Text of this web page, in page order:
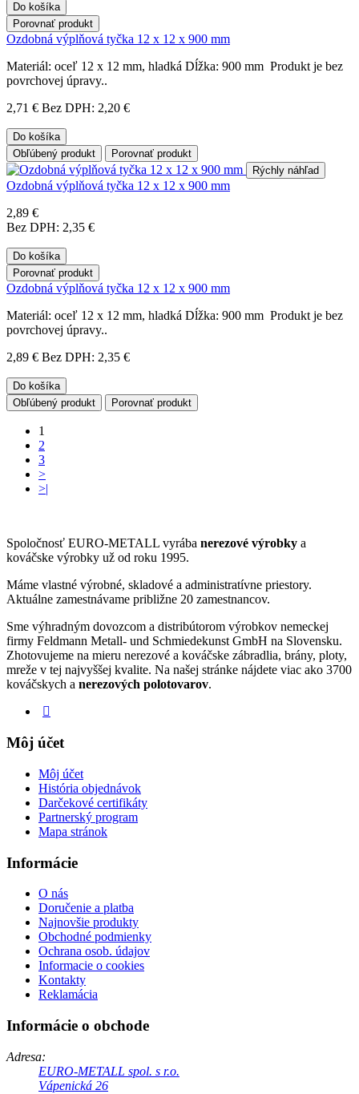
Do košíka
Porovnať produkt
Ozdobná výplňová tyčka 12 x 12 x 900 mm
Materiál: oceľ 12 x 12 mm, hladká Dĺžka: 900 mm Produkt je bez
povrchovej úpravy..
2,71 € Bez DPH: 2,20 €
Do košíka
Obľúbený produkt
Porovnať produkt
Rýchly náhľad
Ozdobná výplňová tyčka 12 x 12 x 900 mm
2,89 €
Bez DPH: 2,35 €
Do košíka
Porovnať produkt
Ozdobná výplňová tyčka 12 x 12 x 900 mm
Materiál: oceľ 12 x 12 mm, hladká Dĺžka: 900 mm Produkt je bez
povrchovej úpravy..
2,89 € Bez DPH: 2,35 €
Do košíka
Obľúbený produkt
Porovnať produkt
1
2
3
>
>|
Spoločnosť EURO-METALL vyrába nerezové výrobky a
kováčske výrobky už od roku 1995.
Máme vlastné výrobné, skladové a administratívne priestory.
Aktuálne zamestnávame približne 20 zamestnancov.
Sme výhradným dovozcom a distribútorom výrobkov nemeckej
firmy Feldmann Metall- und Schmiedekunst GmbH na Slovensku.
Zhotovujeme na mieru nerezové a kováčske zábradlia, brány, ploty,
mreže v tej najvyššej kvalite. Na našej stránke nájdete viac ako 3700
kováčskych a nerezových polotovarov.
Môj účet
Môj účet
História objednávok
Darčekové certifikáty
Partnerský program
Mapa stránok
Informácie
O nás
Doručenie a platba
Najnovšie produkty
Obchodné podmienky
Ochrana osob. údajov
Informacie o cookies
Kontakty
Reklamácia
Informácie o obchode
Adresa:
EURO-METALL spol. s r.o.
Vápenická 26